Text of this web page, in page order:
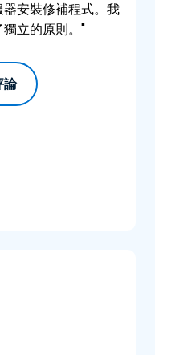
安裝修補程式。我
立的原則。"
論